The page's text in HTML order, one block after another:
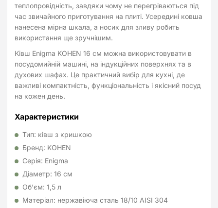
теплопровідність, завдяки чому не перегріваються під
час звичайного приготування на плиті. Усередині ковша
нанесена мірна шкала, а носик для зливу робить
використання ще зручнішим.
Ківш Enigma KOHEN 16 см можна використовувати в
посудомийній машині, на індукційних поверхнях та в
духових шафах. Це практичний вибір для кухні, де
важливі компактність, функціональність і якісний посуд
на кожен день.
Характеристики
Тип: ківш з кришкою
Бренд: KOHEN
Серія: Enigma
Діаметр: 16 см
Об’єм: 1,5 л
Матеріал: нержавіюча сталь 18/10 AISI 304